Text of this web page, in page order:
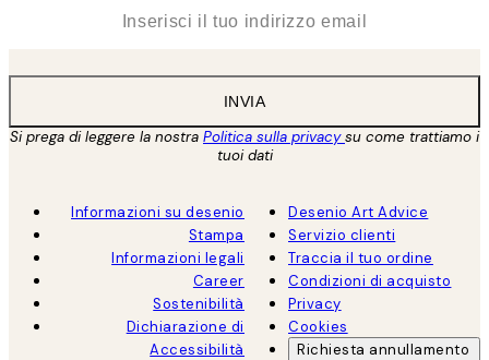
INVIA
Si prega di leggere la nostra Politica sulla privacysu come trattiamo i
tuoi dati
Informazioni su desenio
Stampa
Informazioni legali
Career
Sostenibilità
Dichiarazione di
Accessibilità
Desenio Art Advice
Servizio clienti
Traccia il tuo ordine
Condizioni di acquisto
Privacy
Cookies
Richiesta annullamento